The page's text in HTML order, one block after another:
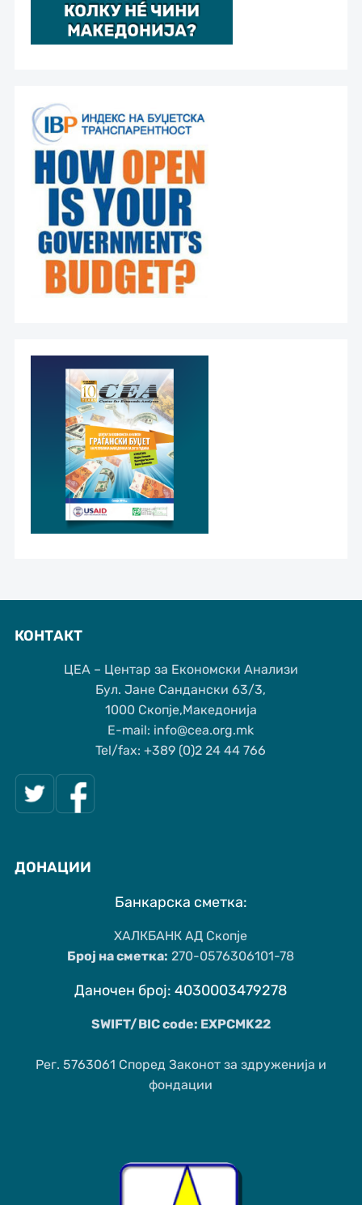
КОНТАКТ
ЦЕА – Центар за Економски Анализи
Бул. Јане Сандански 63/3,
1000 Скопје,Македонија
Е-mail: info@cea.org.mk
Tel/fax: +389 (0)2 24 44 766
ДОНАЦИИ
Банкарска сметка:
ХАЛКБАНК АД Скопје
Број на сметка: 270-0576306101-78
Даночен број: 4030003479278
SWIFT/BIC code: EXPCMK22
Рег. 5763061 Според Законот за здруженија и
фондации